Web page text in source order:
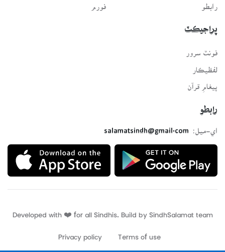
رابطو فورم
پراجيڪٽ
فونٽ سرور
لفظيڪار
پيغامِ قرآن
رابطو
اي-ميل:
salamatsindh@gmail.com
Developed with ❤️ for all Sindhis. Build by SindhSalamat
Terms of use
Privacy policy